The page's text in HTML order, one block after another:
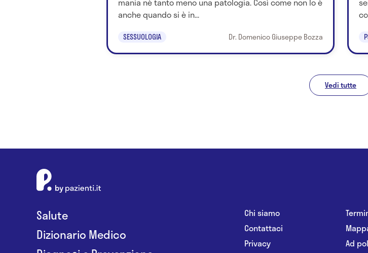
anche quando si è in...
SESSUOLOGIA Dr. Domenico Giuseppe Bozza
Vedi tutte
Salute
Dizionario Medico
Chi siamo
Contattaci
Privacy
Ad